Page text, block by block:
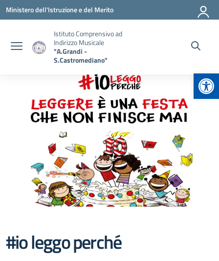
Vai ai contenuti
Vai al menu di navigazione
Vai al footer
Ministero dell'Istruzione e del Merito
Istituto Comprensivo ad
Indirizzo Musicale
"A.Grandi -
S.Castromediano"
#io leggo perché